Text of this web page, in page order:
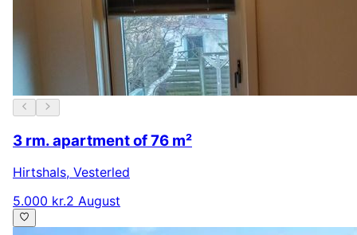
3 rm. apartment of 76 m²
Hirtshals, Vesterled
5.000 kr.2 August